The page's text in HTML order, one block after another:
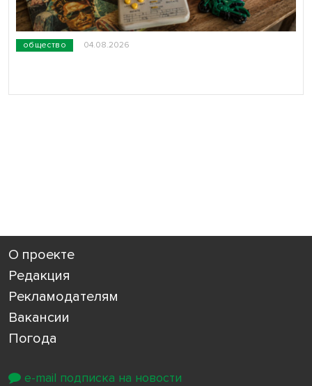
общество 04.08.2026
О проекте
Редакция
Рекламодателям
Вакансии
Погода
e-mail подписка на новости